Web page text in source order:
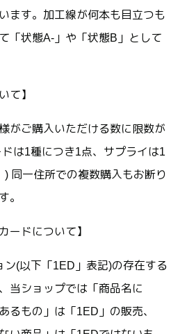
ます。加工線が何本も目立つも
「状態A-」や「状態B」として
て】
がご購入いただける数に限数が
は1種につき1点、サプライは1
) 同一住所での複数購入もお断り
。
ードについて】
ン(以下「1ED」表記)の存在する
当ショップでは「商品名に
るもの」は「1ED」の販売、